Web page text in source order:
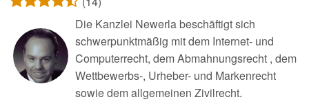
Die Kanzlei Newerla beschäftigt sich
schwerpunktmäßig mit dem Internet- und
Computerrecht, dem Abmahnungsrecht , dem
Wettbewerbs-, Urheber- und Markenrecht
sowie dem allgemeinen Zivilrecht.